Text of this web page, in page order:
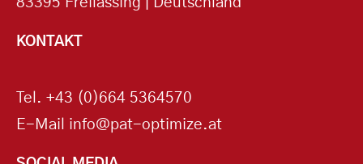
KONTAKT
Tel. +43 (0)664 5364570
E-Mail info@pat-optimize.at